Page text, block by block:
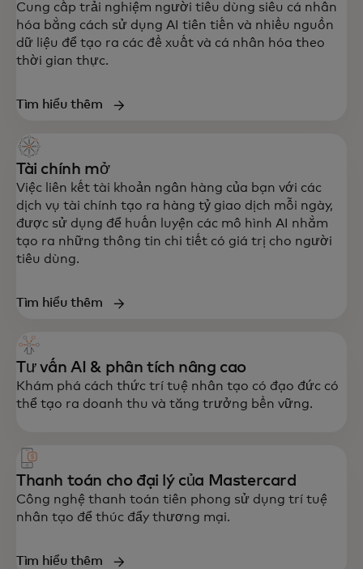
Cung cấp trải nghiệm người tiêu dùng siêu cá nhân
hóa bằng cách sử dụng AI tiên tiến và nhiều nguồn
dữ liệu để tạo ra các đề xuất và cá nhân hóa theo
thời gian thực.
Tìm hiểu thêm
Tài chính mở
Việc liên kết tài khoản ngân hàng của bạn với các
dịch vụ tài chính tạo ra hàng tỷ giao dịch mỗi ngày,
được sử dụng để huấn luyện các mô hình AI nhằm
tạo ra những thông tin chi tiết có giá trị cho người
tiêu dùng.
Tìm hiểu thêm
Tư vấn AI & phân tích nâng cao
Khám phá cách thức trí tuệ nhân tạo có đạo đức có
thể tạo ra doanh thu và tăng trưởng bền vững.
Thanh toán cho đại lý của Mastercard
Công nghệ thanh toán tiên phong sử dụng trí tuệ
nhân tạo để thúc đẩy thương mại.
Tìm hiểu thêm